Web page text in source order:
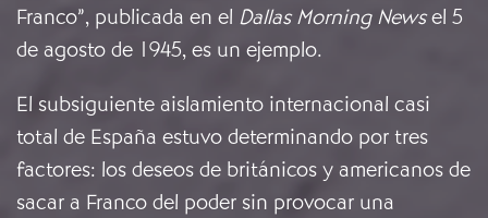
Franco”, publicada en el Dallas Morning Newsel 5
de agosto de 1945, es un ejemplo.
El subsiguiente aislamiento internacional casi
total de España estuvo determinando por tres
factores: los deseos de británicos y americanos de
sacar a Franco del poder sin provocar una